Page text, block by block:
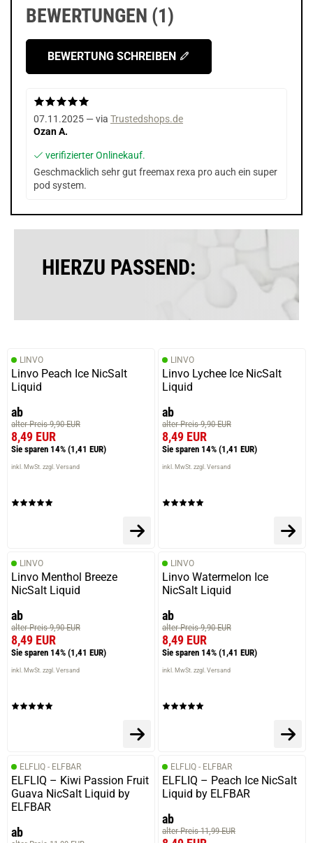
BEWERTUNGEN (1)
BEWERTUNG SCHREIBEN
07.11.2025 — via Trustedshops.de
Ozan A.
verifizierter Onlinekauf.
Geschmacklich sehr gut freemax rexa pro auch ein super
pod system.
HIERZU PASSEND:
LINVO
Linvo Peach Ice NicSalt
Liquid
ab
alter Preis 9,90 EUR
8,49 EUR
Sie sparen 14% (1,41 EUR)
inkl. MwSt. zzgl. Versand
LINVO
Linvo Lychee Ice NicSalt
Liquid
ab
alter Preis 9,90 EUR
8,49 EUR
Sie sparen 14% (1,41 EUR)
inkl. MwSt. zzgl. Versand
LINVO
Linvo Menthol Breeze
NicSalt Liquid
ab
alter Preis 9,90 EUR
8,49 EUR
Sie sparen 14% (1,41 EUR)
inkl. MwSt. zzgl. Versand
LINVO
Linvo Watermelon Ice
NicSalt Liquid
ab
alter Preis 9,90 EUR
8,49 EUR
Sie sparen 14% (1,41 EUR)
inkl. MwSt. zzgl. Versand
ELFLIQ - ELFBAR
ELFLIQ – Kiwi Passion Fruit
Guava NicSalt Liquid by
ELFBAR
ab
ELFLIQ - ELFBAR
ELFLIQ – Peach Ice NicSalt
Liquid by ELFBAR
ab
alter Preis 11,99 EUR